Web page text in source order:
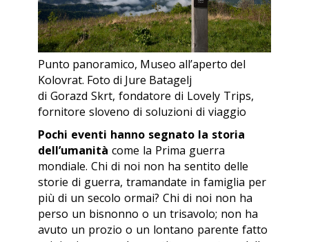
Punto panoramico, Museo all’aperto del
Kolovrat. Foto di Jure Batagelj
di Gorazd Skrt, fondatore di Lovely Trips,
fornitore sloveno di soluzioni di viaggio
Pochi eventi hanno segnato la storia
dell’umanità come la Prima guerra
mondiale. Chi di noi non ha sentito delle
storie di guerra, tramandate in famiglia per
più di un secolo ormai? Chi di noi non ha
perso un bisnonno o un trisavolo; non ha
avuto un prozio o un lontano parente fatto